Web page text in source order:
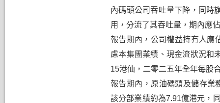
內碼頭公司吞吐量下降，同時
用，分流了其吞吐量，期內應
報告期內，公司權益持有人應
慮本集團 業績、 現金流狀況和
15港仙， 二零二五年全年每股
報告期內，原油碼頭及儲存業
該分部業績約為7.91億港元，